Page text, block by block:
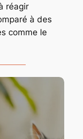
réagir
à des
comme le